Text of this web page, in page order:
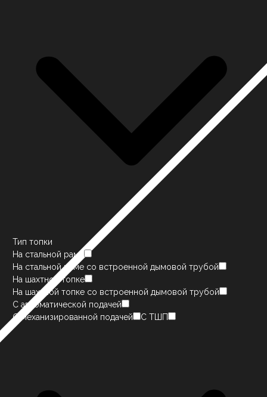
Тип топки
На стальной раме
На стальной раме со встроенной дымовой трубой
На шахтной топке
На шахтной топке со встроенной дымовой трубой
С автоматической подачей
С механизированной подачей
С ТШП